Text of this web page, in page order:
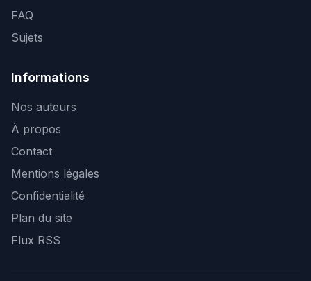
FAQ
Sujets
Informations
Nos auteurs
À propos
Contact
Mentions légales
Confidentialité
Plan du site
Flux RSS